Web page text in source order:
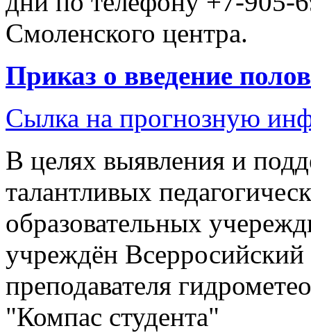
Смоленского центра.
Приказ о введение
Сылка на прогнозную
В целях выявления и
талантливых
образовательных
учреждён
преподавателя
"Компас студента"